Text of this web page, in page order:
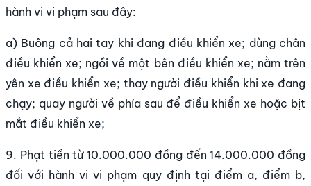
hành vi vi phạm sau đây:
a) Buông cả hai tay khi đang điều khiển xe; dùng chân
điều khiển xe; ngồi về một bên điều khiển xe; nằm trên
yên xe điều khiển xe; thay người điều khiển khi xe đang
chạy; quay người về phía sau để điều khiển xe hoặc bịt
mắt điều khiển xe;
9. Phạt tiền từ 10.000.000 đồng đến 14.000.000 đồng
đối với hành vi vi phạm quy định tại điểm a, điểm b,